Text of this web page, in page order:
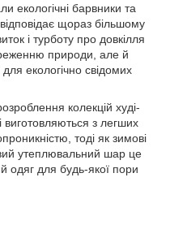
екологічні барвники та
щораз більшому
і турботу про довкілля
природи, але й
екологічно свідомих
колекцій худі-
виготовляються з легших
тоді як зимові
утеплювальний шар це
одяг для будь-якої пори